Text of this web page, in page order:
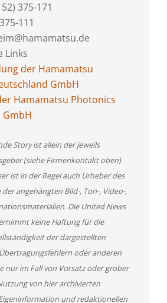
375-171
111
Links
der Hamamatsu
GmbH
Hamamatsu Photonics
Story ist allein der jeweils
(siehe Firmenkontakt oben)
ist in der Regel auch Urheber des
angehängten Bild-, Ton-, Video-,
Die United News
keine Haftung für die
der dargestellten
oder anderen
nur im Fall von Vorsatz oder grober
von hier archivierten
und redaktionellen